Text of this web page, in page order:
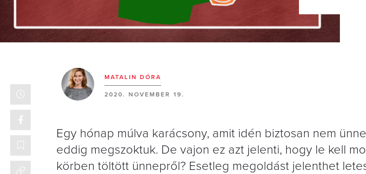
MATALIN DÓRA
2020. NOVEMBER 19.
Egy hónap múlva karácsony, amit idén biztosan nem
eddig megszoktuk. De vajon ez azt jelenti, hogy le kell
körben töltött ünnepről? Esetleg megoldást jelenthet